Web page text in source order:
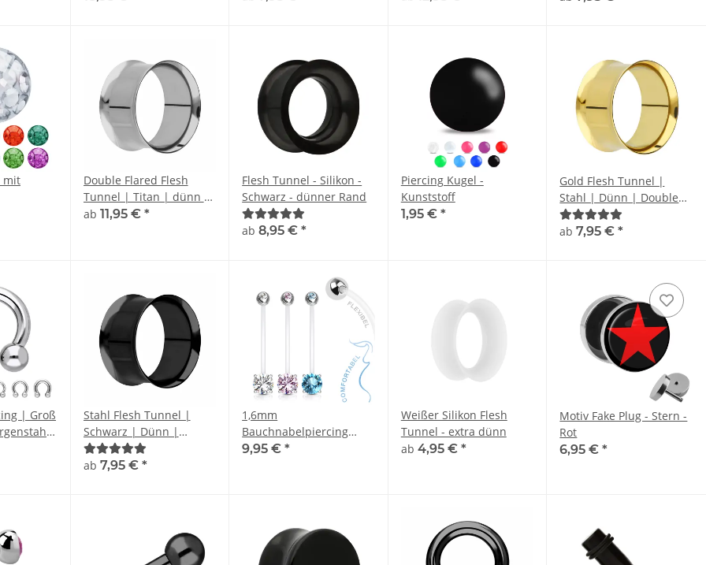
mit
1,2
Double Flared Flesh
Tunnel | Titan | dünn |
Silber
ab 11,95 € *
Flesh Tunnel - Silikon -
Schwarz - dünner Rand
ab8,95 €*
Piercing Kugel -
Kunststoff
1,95 € *
Gold Flesh Tunnel |
Stahl | Dünn | Double
Flared
ab7,95 €*
| Groß
Stahl Flesh Tunnel |
Schwarz | Dünn |
Double Flared
ab 7,95 € *
1,6mm
Bauchnabelpiercing
Schwangerschaft |
9,95 €*
Weißer Silikon Flesh
Tunnel - extra dünn
ab 4,95 € *
Motiv Fake Plug - Stern -
Rot
6,95 €*